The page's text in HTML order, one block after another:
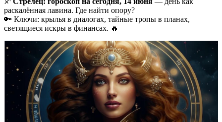
раскалённая лавина. Где найти опору?
🔑 Ключи: крылья в диалогах, тайные тропы в планах,
светящиеся искры в финансах. 🔥